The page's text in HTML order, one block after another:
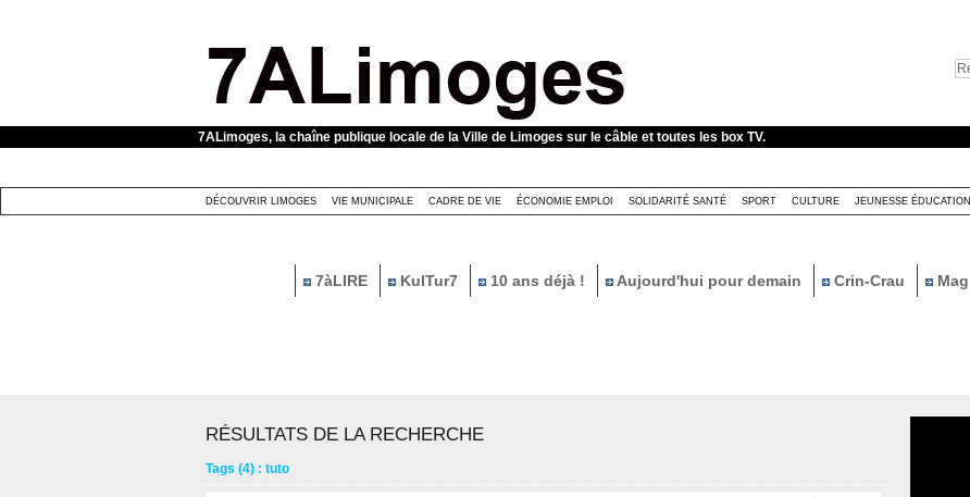
7ALimoges, la chaîne publique locale de la Ville de Limoges sur le câble et toutes les box TV.
DÉCOUVRIR LIMOGES VIE MUNICIPALE CADRE DE VIE ÉCONOMIE EMPLOI SOLIDARITÉ SANTÉ SPORT CULTURE JEUNESSE ÉDUCATION
7àLIRE KulTur7 10 ans déjà ! Aujourd'hui pour demain Crin-Crau Mag
RÉSULTATS DE LA RECHERCHE
Tags (4) : tuto